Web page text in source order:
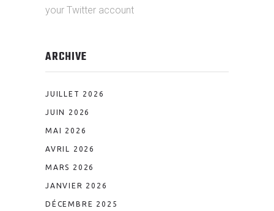
your Twitter account
ARCHIVE
JUILLET 2026
JUIN 2026
MAI 2026
AVRIL 2026
MARS 2026
JANVIER 2026
DÉCEMBRE 2025